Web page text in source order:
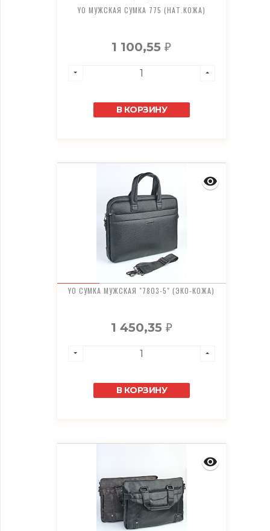
YO МУЖСКАЯ СУМКА 775 (НАТ.КОЖА)
1 100,55₽
В КОРЗИНУ
YO СУМКА МУЖСКАЯ "7803-5" (ЭКО-КОЖА)
1 450,35 ₽
В КОРЗИНУ